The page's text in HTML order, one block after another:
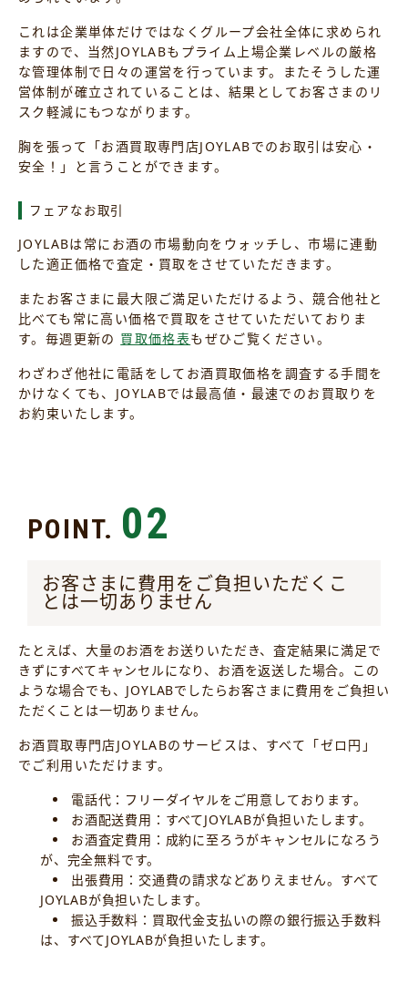
これは企業単体だけではなくグループ会社全体に求められ
ますので、当然JOYLABもプライム上場企業レベルの厳格
な管理体制で日々の運営を行っています。またそうした運
営体制が確立されていることは、結果としてお客さまのリ
スク軽減にもつながります。
胸を張って「お酒買取専門店JOYLABでのお取引は安心・
安全！」と言うことができます。
フェアなお取引
JOYLABは常にお酒の市場動向をウォッチし、市場に連動
した適正価格で査定・買取をさせていただきます。
またお客さまに最大限ご満足いただけるよう、競合他社と
比べても常に高い価格で買取をさせていただいておりま
す。毎週更新の 買取価格表もぜひご覧ください。
わざわざ他社に電話をしてお酒買取価格を調査する手間を
かけなくても、JOYLABでは最高値・最速でのお買取りを
お約束いたします。
POINT. 02
お客さまに費用をご負担いただくこ
とは一切ありません
たとえば、大量のお酒をお送りいただき、査定結果に満足で
きずにすべてキャンセルになり、お酒を返送した場合。この
ような場合でも、JOYLABでしたらお客さまに費用をご負担い
ただくことは一切ありません。
お酒買取専門店JOYLABのサービスは、すべて「ゼロ円」
でご利用いただけます。
電話代：フリーダイヤルをご用意しております。
お酒配送費用：すべてJOYLABが負担いたします。
お酒査定費用：成約に至ろうがキャンセルになろう
が、完全無料です。
出張費用：交通費の請求などありえません。すべて
JOYLABが負担いたします。
振込手数料：買取代金支払いの際の銀行振込手数料
は、すべてJOYLABが負担いたします。